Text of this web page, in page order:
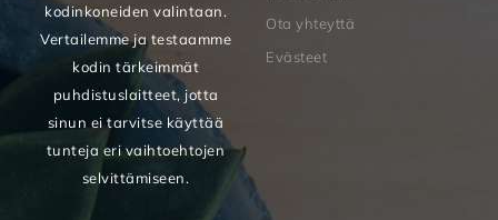
kodinkoneiden valintaan.
Vertailemme ja testaamme
kodin tärkeimmät
puhdistuslaitteet, jotta
sinun ei tarvitse käyttää
tunteja eri vaihtoehtojen
selvittämiseen.
Ota yhteyttä
Evästeet